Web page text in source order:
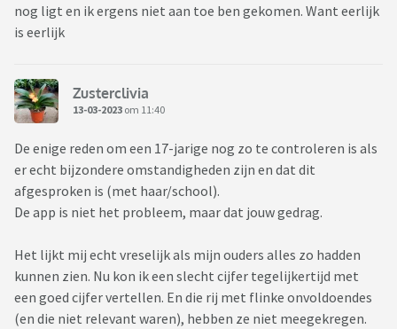
nog ligt en ik ergens niet aan toe ben gekomen. Want eerlijk
is eerlijk
Zusterclivia
13-03-2023 om 11:40
De enige reden om een 17-jarige nog zo te controleren is als
er echt bijzondere omstandigheden zijn en dat dit
afgesproken is (met haar/school).
De app is niet het probleem, maar dat jouw gedrag.
Het lijkt mij echt vreselijk als mijn ouders alles zo hadden
kunnen zien. Nu kon ik een slecht cijfer tegelijkertijd met
een goed cijfer vertellen. En die rij met flinke onvoldoendes
(en die niet relevant waren), hebben ze niet meegekregen.